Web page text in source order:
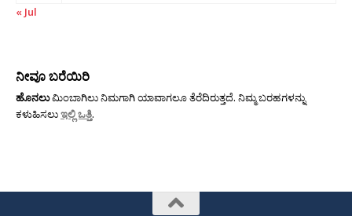
« Jul
ನೀವೂ ಬರೆಯಿರಿ
ಹೊನಲುಮಿಂಬಾಗಿಲು ನಿಮಗಾಗಿ ಯಾವಾಗಲೂ ತೆರೆದಿರುತ್ತದೆ. ನಿಮ್ಮ ಬರಹಗಳನ್ನು
ಕಳುಹಿಸಲುಇಲ್ಲಿ ಒತ್ತಿ.